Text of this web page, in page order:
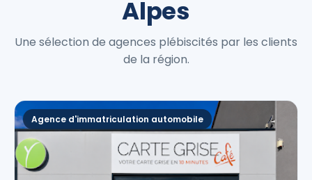
Alpes
Une sélection de agences plébiscités par les clients
de la région.
Agence d'immatriculation automobile